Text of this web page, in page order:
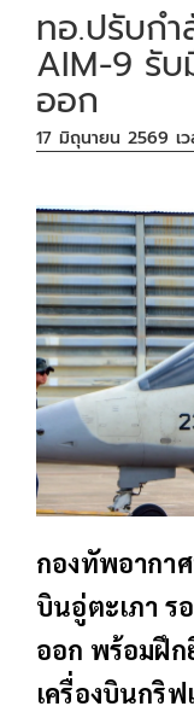
ทอ.ปรับก
AIM-9 รั
ออก
17 มิถุนายน 2569 เ
กองทัพอากา
บินอู่ตะเภา ร
ออก พร้อมฝึก
เครื่องบินกริ